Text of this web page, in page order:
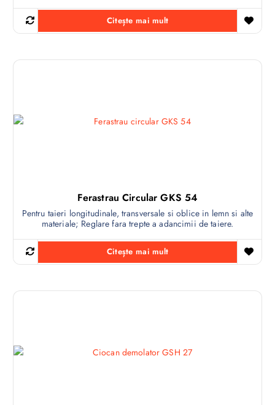
Citește mai mult
Ferastrau Circular GKS 54
Pentru taieri longitudinale, transversale si oblice in lemn si alte
materiale; Reglare fara trepte a adancimii de taiere.
Citește mai mult